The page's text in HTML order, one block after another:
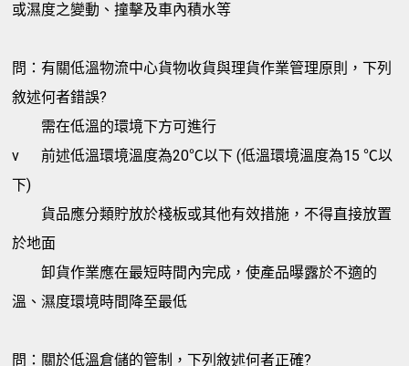
或濕度之變動、撞擊及車內積水等
問：有關低溫物流中心貨物收貨與理貨作業管理原則，下列
敘述何者錯誤?
需在低溫的環境下方可進行
v
前述低溫環境溫度為20℃以下 (低溫環境溫度為15 ℃以
下)
貨品應分類貯放於棧板或其他有效措施，不得直接放置
於地面
卸貨作業應在最短時間內完成，使產品曝露於不適的
溫、濕度環境時間降至最低
問：關於低溫倉儲的管制，下列敘述何者正確?